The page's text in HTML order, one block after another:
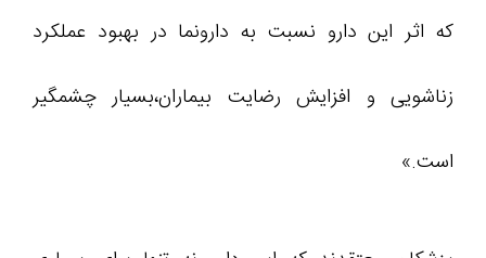
که اثر این دارو نسبت به دارونما در بهبود عملکرد
زناشویی و افزایش رضایت بیماران،بسیار چشمگیر
است.»